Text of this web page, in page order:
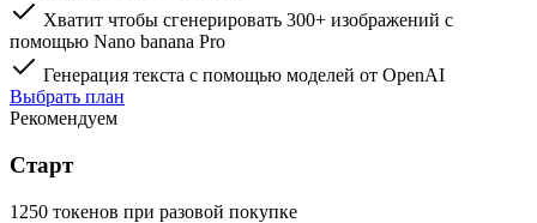
Хватит чтобы сгенерировать 300+ изображений с
помощью Nano banana Pro
Генерация текста c помощью моделей от OpenAI
Выбрать план
Рекомендуем
Старт
1250 токенов при разовой покупке